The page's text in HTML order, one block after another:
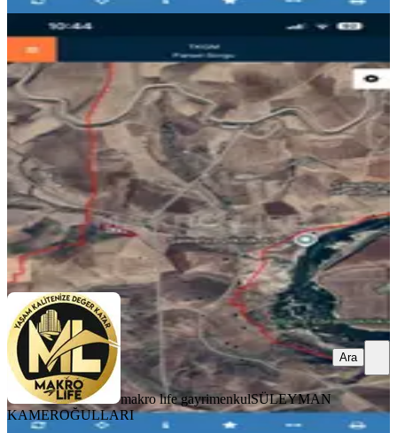
Diyarbakır Eğil Yatır Köyü’nde
Kaçırılmayacak Yatırım Fırsatı
Diyarbakır, Eğil
4850 m²
·619/m²·05.08.2026
3.000.000 ₺
makro lıfe gayrimenkulSÜLEYMAN KAMEROĞULLARI
Ara
makro lıfe gayrimenkulSÜLEYMAN
KAMEROĞULLARI
Ara